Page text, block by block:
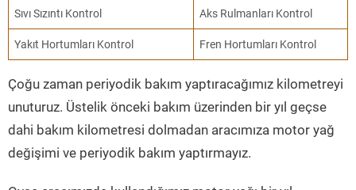
Sıvı Sızıntı Kontrol Aks Rulmanları Kontrol
Yakıt Hortumları Kontrol Fren Hortumları Kontrol
Çoğu zaman periyodik bakım yaptıracağımız kilometreyi
unuturuz. Üstelik önceki bakım üzerinden bir yıl geçse
dahi bakım kilometresi dolmadan aracımıza motor yağ
değişimi ve periyodik bakım yaptırmayız.